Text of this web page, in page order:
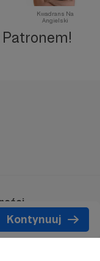
Kontynuuj
Kwadrans Na
Angielski